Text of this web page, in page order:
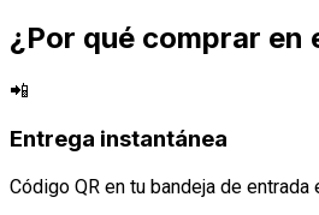
¿Por qué comprar en
📲
Entrega instantánea
Código QR en tu bandeja de entrada